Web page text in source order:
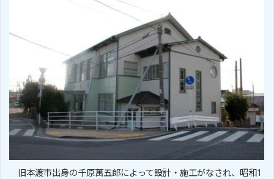
旧本渡市出身の千原萬五郎によって設計・施工がなされ、昭和1